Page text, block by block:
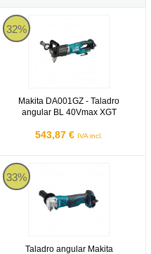
- Taladro angular a batería
32%
Makita DA001GZ - Taladro
angular BL 40Vmax XGT
543,87 € IVA incl.
DA001GZ - Taladro
10.8V-10 Professional en L-
33%
Taladro angular Makita
angular Makita DDA350Z